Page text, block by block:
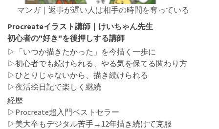
マンガ｜返事が遅い人は相手の時間を奪っている
Procreateイラスト講師｜けいちゃん先生
初心者の"好き"を後押しする講師
▷「いつか描きたかった」を今描く一歩に
▷初心者でも続けられる、やる気を保てる関わり方
▷ひとりじゃないから、描き続けられる
▷夜活絵日記で楽しく継続
経歴
▷ Procreate超入門ベストセラー
▷美大卒もデジタル苦手→12年描き続けて克服